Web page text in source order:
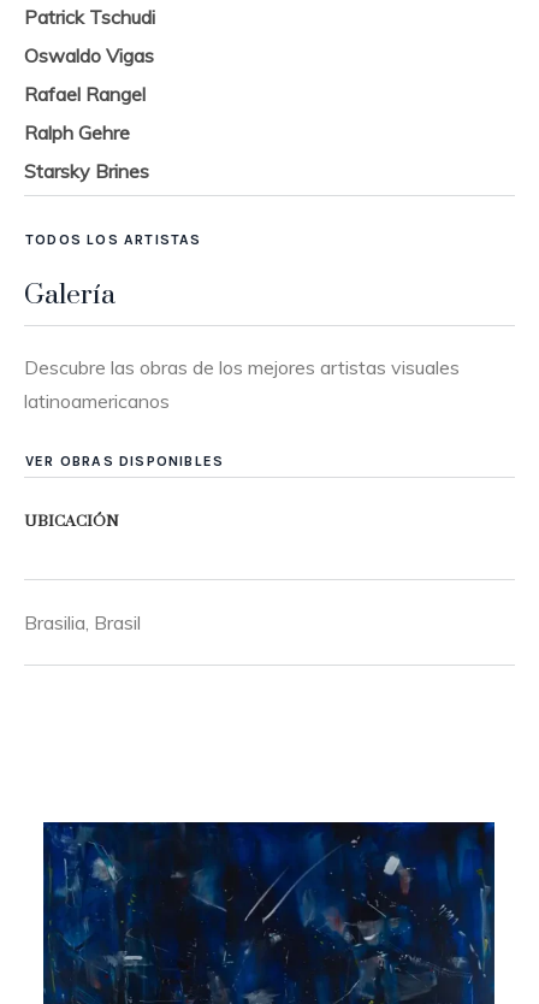
Patrick Tschudi
Oswaldo Vigas
Rafael Rangel
Ralph Gehre
Starsky Brines
TODOS LOS ARTISTAS
Galería
Descubre las obras de los mejores artistas visuales
latinoamericanos
VER OBRAS DISPONIBLES
UBICACIÓN
Brasilia, Brasil